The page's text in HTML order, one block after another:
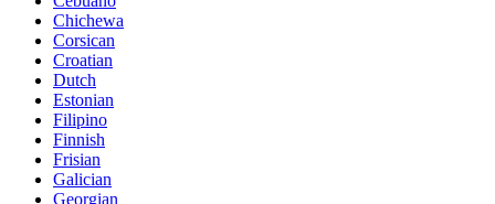
Chichewa
Corsican
Croatian
Dutch
Estonian
Filipino
Finnish
Frisian
Galician
Georgian